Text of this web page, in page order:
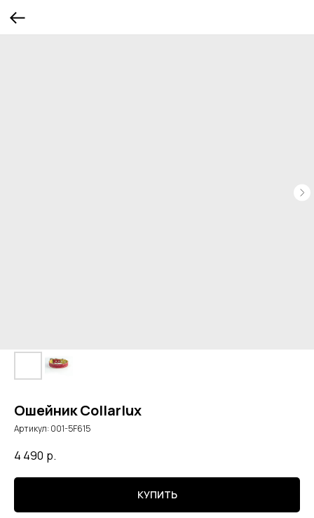
Ошейник Collarlux
Артикул:001-5F615
4 490 р.
КУПИТЬ